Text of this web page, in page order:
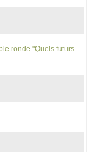
ronde "Quels futurs